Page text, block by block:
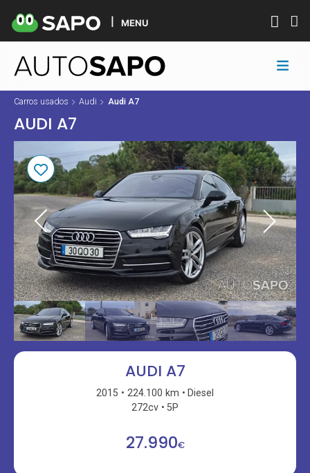
MENU
Carros usados Audi Audi A7
AUDI A7
AUDI A7
2015 224.100 km
Diesel
272cv
5P
27.990€